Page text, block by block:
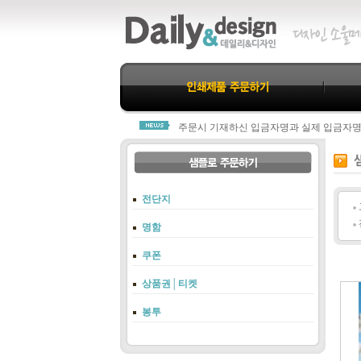
데일리&디자인을 찾아주신 모든분께 진심
주문시 기재하신 입금자명과 실제 입금자
당사 고객센터 1800-3312로 연락주셔야 누
항상 친절과 신뢰로 고객님께 다가가는 데
데일리&디자인을 찾아주신 모든분께 진
모든 제작물은 결제완료 후 진행됩니다.
전단지
명함
쿠폰
상품권│티켓
봉투